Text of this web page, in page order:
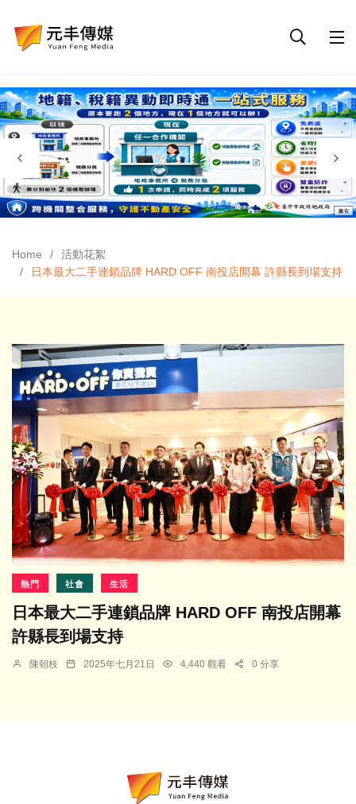
Home
活動花絮
日本最大二手連鎖品牌 HARD OFF 南投店開幕 許縣長到場支持
熱門 社會 生活
日本最大二手連鎖品牌 HARD OFF 南投店開幕
許縣長到場支持
陳朝枝 2025年七月21日 4,440 觀看 0 分享